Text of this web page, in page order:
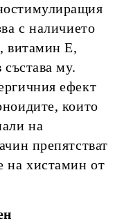
с наличието
витамин Е,
му.
ефект
които
на
препятстват
на хистамин от